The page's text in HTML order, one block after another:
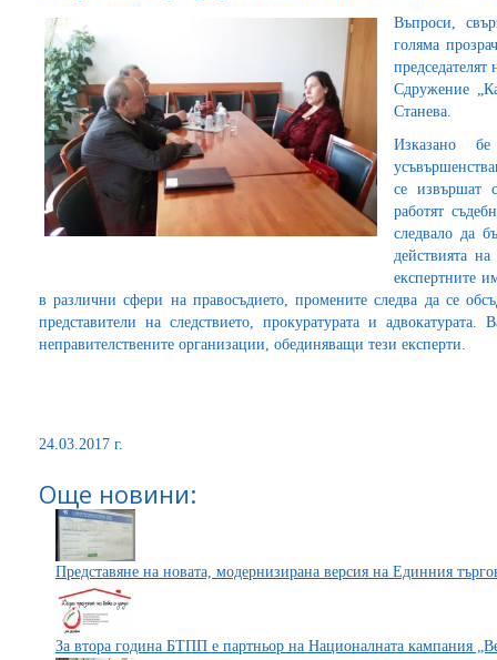
Въпроси,
голяма
Сдружение
Станева.
Изказано
се извършат
работят
следвало да
действията
експертните
в различни сфери на правосъдието, промените следва да се
представители на следствието, прокуратурата и
неправителствените организации, обединяващи тези експерти.
24.03.2017 г.
Още новини:
Представяне на новата, модернизирана версия на Единния
За втора година БТПП е партньор на Националната кампания